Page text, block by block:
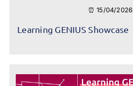
⏰ 15/04/2026
Learning GENIUS Showcase